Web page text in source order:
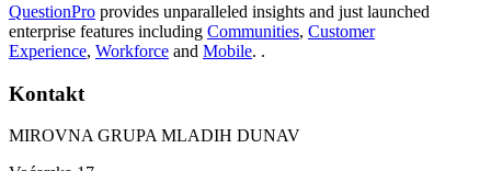
QuestionPro provides unparalleled insights and just launched
enterprise features including Communities, Customer
Experience, Workforce and Mobile. .
Kontakt
MIROVNA GRUPA MLADIH DUNAV